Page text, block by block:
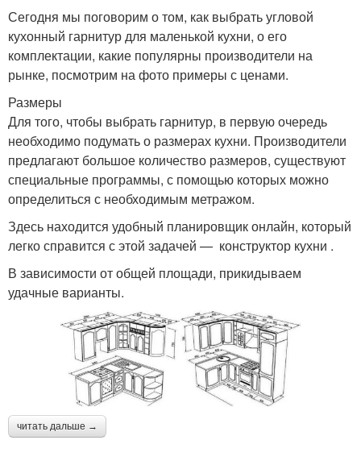
Сегодня мы поговорим о том, как выбрать угловой
кухонный гарнитур для маленькой кухни, о его
комплектации, какие популярны производители на
рынке, посмотрим на фото примеры с ценами.
Размеры
Для того, чтобы выбрать гарнитур, в первую очередь
необходимо подумать о размерах кухни. Производители
предлагают большое количество размеров, существуют
специальные программы, с помощью которых можно
определиться с необходимым метражом.
Здесь находится удобный планировщик онлайн, который
легко справится с этой задачей — конструктор кухни .
В зависимости от общей площади, прикидываем
удачные варианты.
читать дальше →